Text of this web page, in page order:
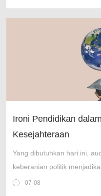
Ironi Pendidikan
Kesejahteraan
Yang dibutuhkan hari ini,
keberanian politik
keberlanjutan mahasiswa
07-08